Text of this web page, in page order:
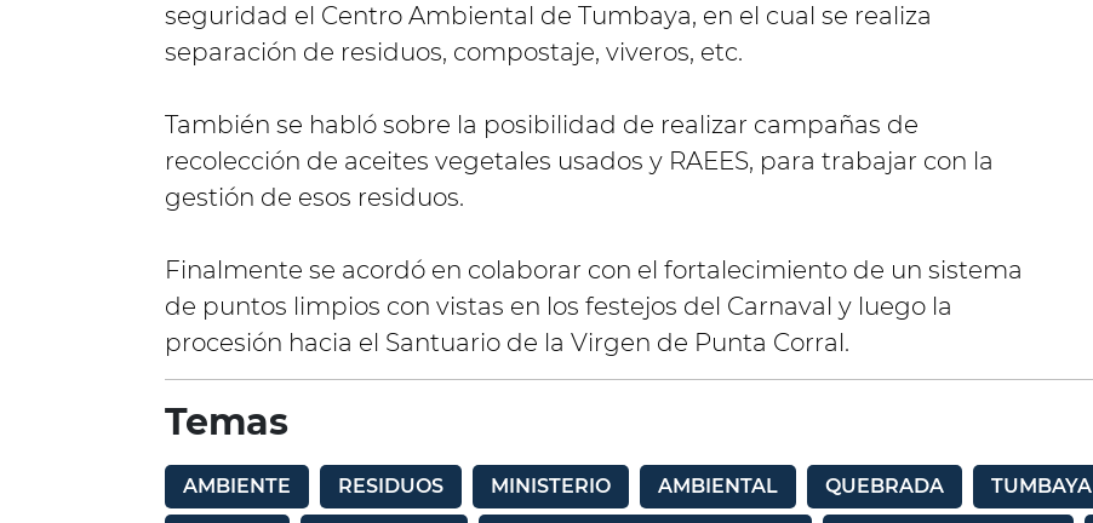
seguridad el Centro Ambiental de Tumbaya, en el cual se realiza
separación de residuos, compostaje, viveros, etc.
También se habló sobre la posibilidad de realizar campañas de
recolección de aceites vegetales usados y RAEES, para trabajar con la
gestión de esos residuos.
Finalmente se acordó en colaborar con el fortalecimiento de un sistema
de puntos limpios con vistas en los festejos del Carnaval y luego la
procesión hacia el Santuario de la Virgen de Punta Corral.
Temas
AMBIENTE RESIDUOS MINISTERIO AMBIENTAL QUEBRADA TUMBAYA